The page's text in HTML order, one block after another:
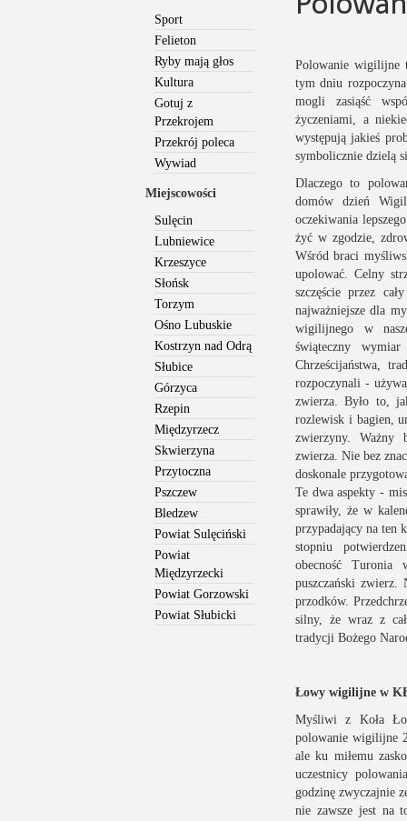
Sport
Felieton
Ryby mają głos
Kultura
Gotuj z
Przekrojem
Przekrój poleca
Wywiad
Miejscowości
Sulęcin
Lubniewice
Krzeszyce
Słońsk
Torzym
Ośno Lubuskie
Kostrzyn nad Odrą
Słubice
Górzyca
Rzepin
Międzyrzecz
Skwierzyna
Przytoczna
Pszczew
Bledzew
Powiat Sulęciński
Powiat
Międzyrzecki
Powiat Gorzowski
Powiat Słubicki
Polowanie wigilijne
tym dniu
mogli zasiąść
życzeniami, a
występują jakieś
symbolicznie dzielą
Dlaczego to
domów dzień
oczekiwania
żyć w zgodzie,
Wśród braci
upolować. Celny
szczęście przez
najważniejsze dla
wigilijnego w
świąteczny
Chrześcijaństwa,
rozpoczynali -
zwierza. Było to,
rozlewisk i bagien,
zwierzyny. Ważny
zwierza. Nie bez
doskonale
Te dwa aspekty -
sprawiły, że w
przypadający na ten
stopniu
obecność Turonia
puszczański zwierz.
przodków.
silny, że wraz z
tradycji Bożego
Łowy wigilijne w
Myśliwi z Koła
polowanie wigilijne
ale ku miłemu
uczestnicy
godzinę zwyczajnie
nie zawsze jest na